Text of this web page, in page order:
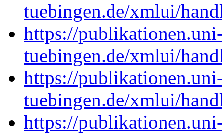
tuebingen.de/xmlui/
https://
tuebingen.de/xmlui/
https://
tuebingen.de/xmlui/
https://